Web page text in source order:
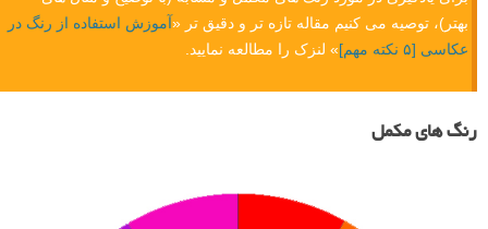
بهتر)، توصیه می کنیم مقاله تازه تر و دقیق تر «آموزش استفاده از رنگ در
عکاسی [۵ نکته مهم]
» لنزک را مطالعه نمایید.
رنگ های مکمل